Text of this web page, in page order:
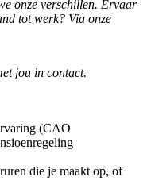
onze verschillen. Ervaar
tot werk? Via onze
jou in contact.
(CAO
die je maakt op, of